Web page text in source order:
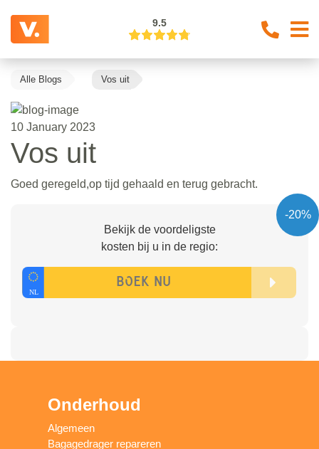
9.5
Alle Blogs Vos uit
10 January 2023
Vos uit
Goed geregeld,op tijd gehaald en terug gebracht.
-20%
Bekijk de voordeligste
kosten bij u in de regio:
Onderhoud
Algemeen
Bagagedrager repareren